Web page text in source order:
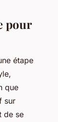
pour
étape
que
sur
de se